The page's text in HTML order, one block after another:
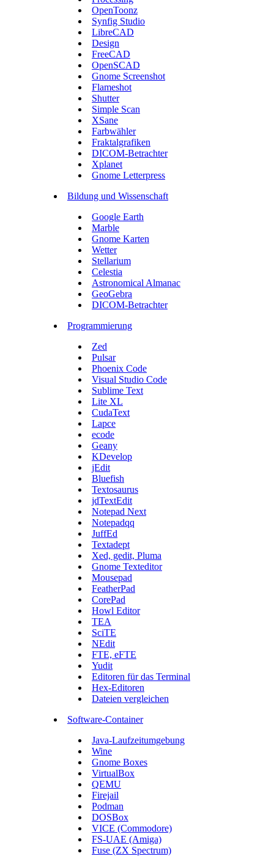
OpenToonz
Synfig Studio
LibreCAD
Design
FreeCAD
OpenSCAD
Gnome Screenshot
Flameshot
Shutter
Simple Scan
XSane
Farbwähler
Fraktalgrafiken
DICOM-Betrachter
Xplanet
Gnome Letterpress
Bildung und Wissenschaft
Google Earth
Marble
Gnome Karten
Wetter
Stellarium
Celestia
Astronomical Almanac
GeoGebra
DICOM-Betrachter
Programmierung
Zed
Pulsar
Phoenix Code
Visual Studio Code
Sublime Text
Lite XL
CudaText
Lapce
ecode
Geany
KDevelop
jEdit
Bluefish
Textosaurus
jdTextEdit
Notepad Next
Notepadqq
JuffEd
Textadept
Xed, gedit, Pluma
Gnome Texteditor
Mousepad
FeatherPad
CorePad
Howl Editor
TEA
SciTE
NEdit
FTE, eFTE
Yudit
Editoren für das Terminal
Hex-Editoren
Dateien vergleichen
Software-Container
Java-Laufzeitumgebung
Wine
Gnome Boxes
VirtualBox
QEMU
Firejail
Podman
DOSBox
VICE (Commodore)
FS-UAE (Amiga)
Fuse (ZX Spectrum)